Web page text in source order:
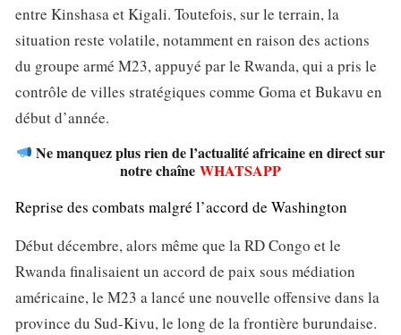
entre Kinshasa et Kigali. Toutefois, sur le terrain, la
situation reste volatile, notamment en raison des actions
du groupe armé M23, appuyé par le Rwanda, qui a pris le
contrôle de villes stratégiques comme Goma et Bukavu en
début d’année.
Ne manquez plus rien de l’actualité africaine en direct sur
notre chaîne WHATSAPP
Reprise des combats malgré l’accord de Washington
Début décembre, alors même que la RD Congo et le
Rwanda finalisaient un accord de paix sous médiation
américaine, le M23 a lancé une nouvelle offensive dans la
province du Sud-Kivu, le long de la frontière burundaise.